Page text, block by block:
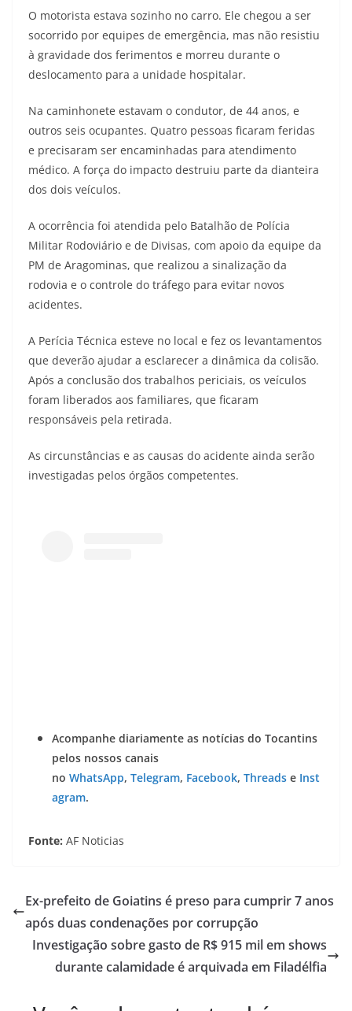
O motorista estava sozinho no carro. Ele chegou a ser
socorrido por equipes de emergência, mas não resistiu
à gravidade dos ferimentos e morreu durante o
deslocamento para a unidade hospitalar.
Na caminhonete estavam o condutor, de 44 anos, e
outros seis ocupantes. Quatro pessoas ficaram feridas
e precisaram ser encaminhadas para atendimento
médico. A força do impacto destruiu parte da dianteira
dos dois veículos.
A ocorrência foi atendida pelo Batalhão de Polícia
Militar Rodoviário e de Divisas, com apoio da equipe da
PM de Aragominas, que realizou a sinalização da
rodovia e o controle do tráfego para evitar novos
acidentes.
A Perícia Técnica esteve no local e fez os levantamentos
que deverão ajudar a esclarecer a dinâmica da colisão.
Após a conclusão dos trabalhos periciais, os veículos
foram liberados aos familiares, que ficaram
responsáveis pela retirada.
As circunstâncias e as causas do acidente ainda serão
investigadas pelos órgãos competentes.
Acompanhe diariamente as notícias do Tocantins
pelos nossos canais
no WhatsApp, Telegram, Facebook, Threads e Inst
agram.
Fonte: AF Noticias
Ex-prefeito de Goiatins é preso para cumprir 7 anos
após duas condenações por corrupção
Investigação sobre gasto de R$ 915 mil em shows
durante calamidade é arquivada em Filadélfia